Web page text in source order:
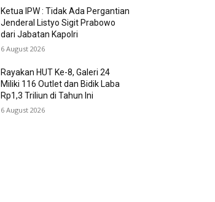
Ketua IPW : Tidak Ada Pergantian
Jenderal Listyo Sigit Prabowo
dari Jabatan Kapolri
6 August 2026
Rayakan HUT Ke-8, Galeri 24
Miliki 116 Outlet dan Bidik Laba
Rp1,3 Triliun di Tahun Ini
6 August 2026